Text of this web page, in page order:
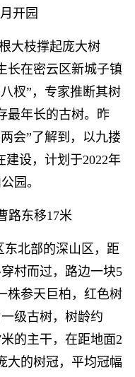
开园
大枝撑起庞大树
在密云区新城子镇
杈”，专家推断其树
最年长的古树。昨
会”了解到，以九搂
建设，计划于2022年
园。
东移17米
北部的深山区，距
村而过，路边一块5
株参天巨柏，红色树
级古树，树龄约
的主干，在距地面2
大的树冠，平均冠幅